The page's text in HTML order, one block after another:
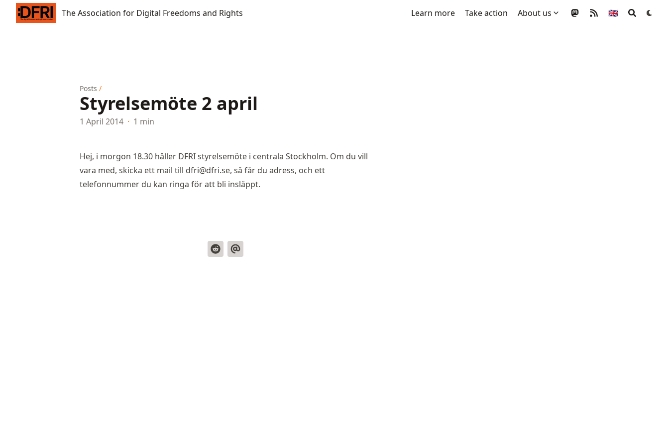
The Association for Digital Freedoms and Rights
The Association for Digital Freedoms and Rights Learn more Take action About us 🇬🇧
Posts /
Styrelsemöte 2 april
1 April 2014 · 1 min
Hej, i morgon 18.30 håller DFRI styrelsemöte i centrala Stockholm. Om du vill
vara med, skicka ett mail till dfri@dfri.se, så får du adress, och ett
telefonnummer du kan ringa för att bli insläppt.